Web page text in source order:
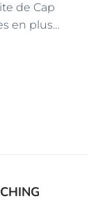
de Cap
en plus…